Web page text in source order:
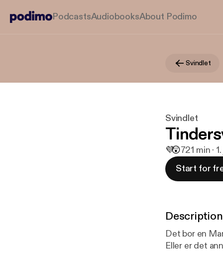
PodcastsAudiobooksAbout Podimo
Svindlet
Svindlet
💜😲721 min ·
Start for
Description
Det bor en
Eller er det